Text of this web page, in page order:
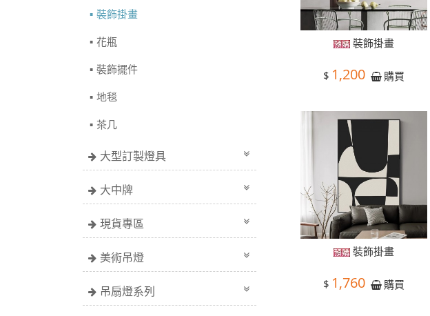
裝飾掛畫
花瓶
裝飾擺件
地毯
茶几
大型訂製燈具
大中牌
現貨專區
美術吊燈
吊扇燈系列
裝飾掛畫
$ 1,200 購買
裝飾掛畫
$ 1,760 購買